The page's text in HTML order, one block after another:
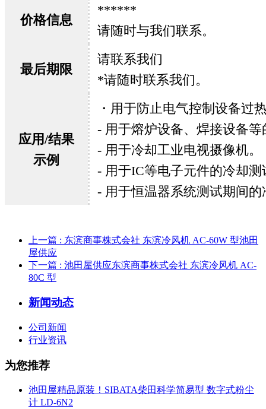
价格信息
******
请随时与我们联系。
最后期限
请联系我们
*请随时联系我们。
应用/结果
示例
・用于防止电气控制设备过
- 用于熔炉设备、焊接设备
- 用于冷却工业电视摄像机。
- 用于IC等电子元件的冷却测
- 用于恒温器系统测试期间的
上一篇 : 东滨商事株式会社 东滨冷风机 AC-60W 型池田
屋供应
下一篇 : 池田屋供应东滨商事株式会社 东滨冷风机 AC-
80C 型
新闻动态
公司新闻
行业资讯
为您推荐
池田屋精品原装！SIBATA柴田科学简易型 数字式粉尘
计 LD-6N2